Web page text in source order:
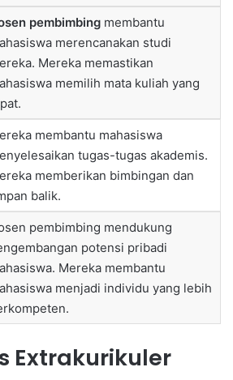
pembimbing membantu
merencanakan studi
Mereka memastikan
memilih mata kuliah yang
membantu mahasiswa
tugas-tugas akademis.
memberikan bimbingan dan
balik.
pembimbing mendukung
potensi pribadi
Mereka membantu
menjadi individu yang lebih
Extrakurikuler